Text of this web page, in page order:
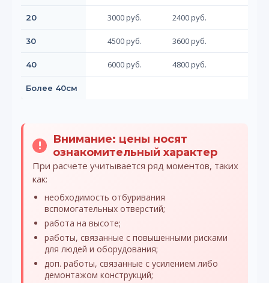
20 3000 руб. 2400 руб.
30 4500 руб. 3600 руб.
40 6000 руб. 4800 руб.
Более 40см
!
Внимание: цены носят
ознакомительный характер
При расчете учитывается ряд моментов, таких
как:
необходимость отбуривания
вспомогательных отверстий;
работа на высоте;
работы, связанные с повышенными рисками
для людей и оборудования;
доп. работы, связанные с усилением либо
демонтажом конструкций;